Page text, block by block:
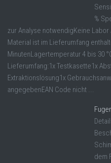
%
zur Analyse notwendigKeine
Material ist im Lieferumfang
MinutenLagertemperatur 4 bis 30
Lieferumfang:1x Testkasette1x
Extraktionslösung1x
angegebenEAN Code nicht ...
dem